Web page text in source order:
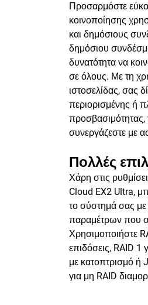
Προσαρμόστε
κοινοποίησης
και δημόσιους
δημόσιου
δυνατότητα να
σε όλους. Με τη
ιστοσελίδας, σας
περιορισμένης ή
προσβασιμότητας,
συνεργάζεστε με
Πολλές
Χάρη στις
Cloud EX2 Ultra,
το σύστημά σας
παραμέτρων που
Χρησιμοποιήστε
επιδόσεις, RAID
με κατοπτρισμό ή
για μη RAID